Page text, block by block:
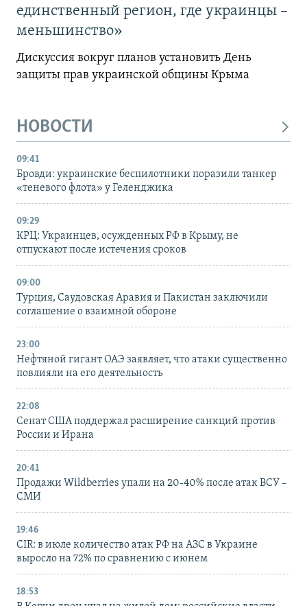
единственный регион, где украинцы –
меньшинство»
Дискуссия вокруг планов установить День
защиты прав украинской общины Крыма
НОВОСТИ
09:41
Бровди: украинские беспилотники поразили танкер
«теневого флота» у Геленджика
09:29
КРЦ: Украинцев, осужденных РФ в Крыму, не
отпускают после истечения сроков
09:00
Турция, Саудовская Аравия и Пакистан заключили
соглашение о взаимной обороне
23:00
Нефтяной гигант ОАЭ заявляет, что атаки существенно
повлияли на его деятельность
22:08
Сенат США поддержал расширение санкций против
России и Ирана
20:41
Продажи Wildberries упали на 20-40% после атак ВСУ –
СМИ
19:46
CIR: в июле количество атак РФ на АЗС в Украине
выросло на 72% по сравнению с июнем
18:53